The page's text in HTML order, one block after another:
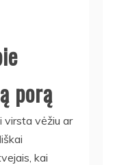
porą
virsta vėžiu ar
kai